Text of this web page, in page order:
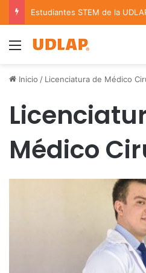
Menu
Inicio / Licenciatura de Médico
Médico